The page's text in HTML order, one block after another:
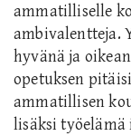
ammatilliselle
ambivalentteja.
hyvänä ja
opetuksen
ammatillisen
lisäksi